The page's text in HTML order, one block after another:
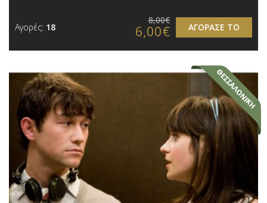
Αγορές: 18 ΑΓΟΡΑΣΕ ΤΟ
8,00€
6,00€